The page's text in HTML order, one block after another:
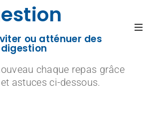
ou atténuer des
chaque repas grâce
astuces ci-dessous.